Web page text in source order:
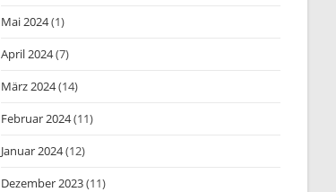
Mai 2024(1)
April 2024(7)
März 2024(14)
Februar 2024(11)
Januar 2024(12)
Dezember 2023(11)